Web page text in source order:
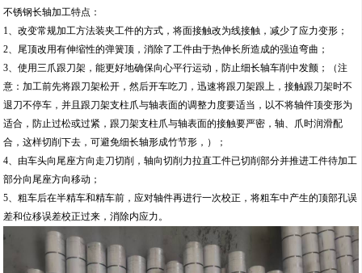
不锈钢长轴加工特点：
1、改变常规加工方法装夹工件的方式，将面接触改为线接触，减少了应力变形；
2、尾顶改用有伸缩性的弹簧顶，消除了工件由于热伸长所造成的强迫弯曲；
3、使用三爪跟刀架，能更好地确保向心平行运动，防止细长轴车削中发颤；（注
意：加工前先将跟刀架松开，然后开车吃刀，迅速将跟刀架跟上，接触跟刀架时不
退刀不停车，并且跟刀架支柱爪与轴表面的调整力度要适当，以不将轴件顶变形为
适合，防止过松或过紧，跟刀架支柱爪与轴表面的接触要严密，轴、爪时润滑配
合，这样切削下去，可避免细长轴形成竹节形，）；
4、由车头向尾座方向走刀切削，轴向切削力拉直工件已切削部分并推进工件待加工
部分向尾座方向移动；
5、粗车后在半精车和精车前，应对轴件再进行一次校正，将粗车中产生的顶部孔误
差和位移误差校正过来，消除内应力。